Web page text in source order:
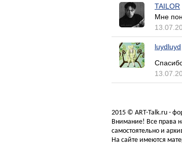
TAILOR
Мне
luydluyd
2015 © ART-Talk.ru -
Внимание! Все права
самостоятельно и
На сайте имеются